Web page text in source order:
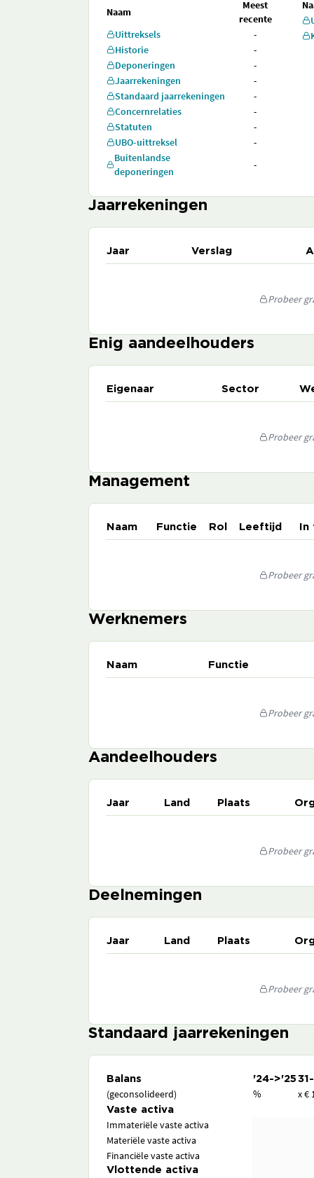
Naam
Meest
recente
Uittreksels
-
Historie
-
Deponeringen
-
Jaarrekeningen
-
Standaard jaarrekeningen
-
Concernrelaties
-
Statuten
-
UBO-uittreksel
-
Buitenlandse
deponeringen
-
Jaarrekeningen
Jaar Verslag
Probeer
Enig aandeelhouders
Eigenaar Sector
Probeer
Management
Naam Functie Rol Leeftijd
Probeer
Werknemers
Naam Functie
Probeer
Aandeelhouders
Jaar Land Plaats
Probeer
Deelnemingen
Jaar Land Plaats
Probeer
Standaard jaarrekeningen
Balans '24->'25
(geconsolideerd) % x €
Vaste activa
Immateriële vaste activa
Materiële vaste activa
Financiële vaste activa
Vlottende activa